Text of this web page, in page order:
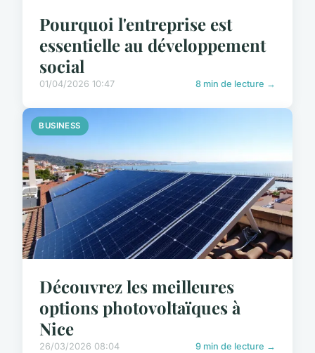
Pourquoi l'entreprise est
essentielle au développement
social
01/04/2026 10:47 8 min de lecture →
BUSINESS
Découvrez les meilleures
options photovoltaïques à
Nice
26/03/2026 08:04 9 min de lecture →